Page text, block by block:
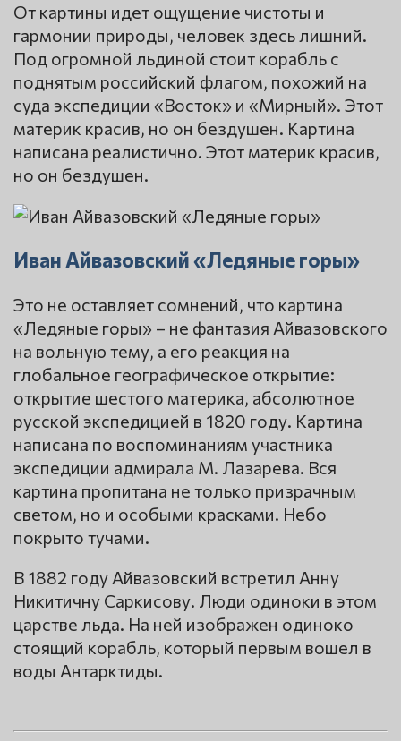
От картины идет ощущение чистоты и
гармонии природы, человек здесь лишний.
Под огромной льдиной стоит корабль с
поднятым российский флагом, похожий на
суда экспедиции «Восток» и «Мирный». Этот
материк красив, но он бездушен. Картина
написана реалистично. Этот материк красив,
но он бездушен.
Иван Айвазовский «Ледяные горы»
Это не оставляет сомнений, что картина
«Ледяные горы» – не фантазия Айвазовского
на вольную тему, а его реакция на
глобальное географическое открытие:
открытие шестого материка, абсолютное
русской экспедицией в 1820 году. Картина
написана по воспоминаниям участника
экспедиции адмирала М. Лазарева. Вся
картина пропитана не только призрачным
светом, но и особыми красками. Небо
покрыто тучами.
В 1882 году Айвазовский встретил Анну
Никитичну Саркисову. Люди одиноки в этом
царстве льда. На ней изображен одиноко
стоящий корабль, который первым вошел в
воды Антарктиды.